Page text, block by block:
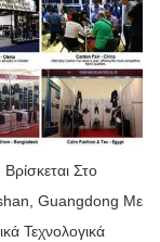
Στο
Guangdong Με
Τεχνολογικά